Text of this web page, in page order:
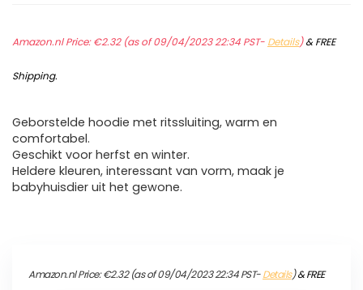
Amazon.nl Price:€2.32(as of 09/04/2023 22:34 PST- Details)&FREE
Shipping.
Geborstelde hoodie met ritssluiting, warm en
comfortabel.
Geschikt voor herfst en winter.
Heldere kleuren, interessant van vorm, maak je
babyhuisdier uit het gewone.
Amazon.nl Price:€2.32(as of 09/04/2023 22:34 PST-Details)&FREE